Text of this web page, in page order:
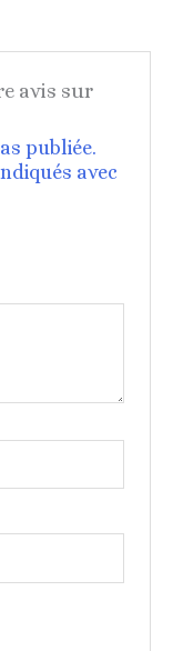
avis sur
publiée.
avec